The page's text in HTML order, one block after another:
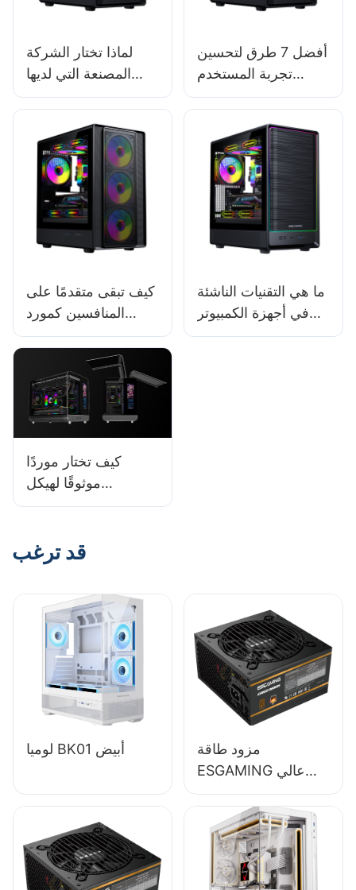
لماذا تختار الشركة
المصنعة التي لديها
مجموعة واسعة من
أفضل 7 طرق لتحسين
تجربة المستخدم
لأجهزة الكمبيوتر
كيف تبقى متقدمًا على
المنافسين كمورد
لحالات الكمبيوتر؟
ما هي التقنيات الناشئة
في أجهزة الكمبيوتر
المخصصة للألعاب
كيف تختار موردًا
موثوقًا لهيكل
الكمبيوتر؟ نصائح مهمة
قد ترغب
لوميا BK01 أبيض
مزود طاقة
ESGAMING عالي
الجودة بقدرة 650
وحدة كاملة، حاصل
برونزية لأجهزة